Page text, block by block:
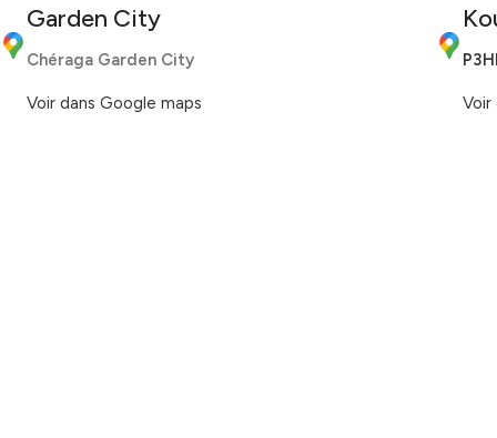
Garden City
Chéraga Garden City
Voir dans Google maps Voir